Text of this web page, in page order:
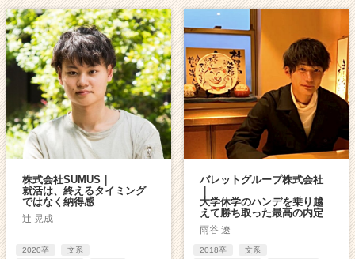
株式会社SUMUS｜
就活は、終えるタイミング
ではなく納得感
辻 晃成
2020卒
文系
バレットグループ株式会社
大学休学のハンデを乗り越
えて勝ち取った最高の内定
雨谷 遼
2018卒
文系